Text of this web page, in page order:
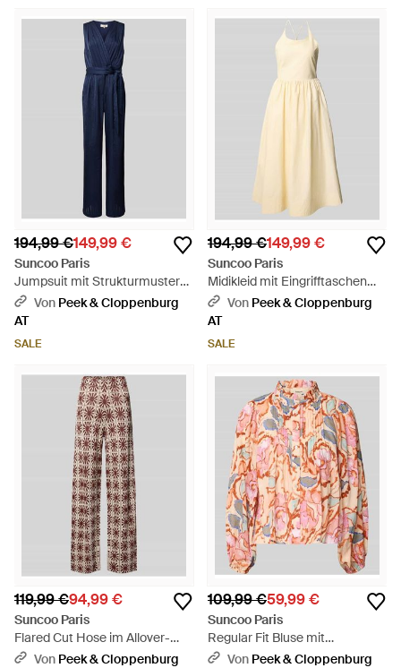
194,99 €149,99 €
Suncoo Paris
Jumpsuit mit Strukturmuster
Modell 'Telma' - Blau
Von Peek & Cloppenburg
AT
SALE
194,99 €149,99 €
Suncoo Paris
Midikleid mit Eingrifftaschen
Modell 'COVER' - Natur
Von Peek & Cloppenburg
AT
SALE
119,99 €94,99 €
Suncoo Paris
Flared Cut Hose im Allover-
Look Modell 'JASPER' - Weiß
Von Peek & Cloppenburg
109,99 €59,99 €
Suncoo Paris
Regular Fit Bluse mit
Stehkragen Modell 'LEYA' - Pink
Von Peek & Cloppenburg